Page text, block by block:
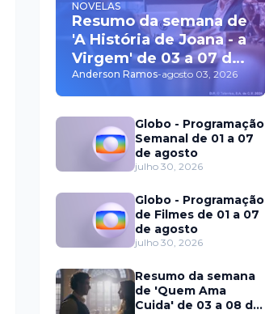
NOVELAS
Resumo da semana de
'A História de Joana - a
Virgem' de 03 a 07 de
agosto
Anderson Ramos-agosto 03, 2026
Globo - Programação
Semanal de 01 a 07
de agosto
julho 30, 2026
Globo - Programação
de Filmes de 01 a 07
de agosto
julho 30, 2026
Resumo da semana
de 'Quem Ama
Cuida' de 03 a 08 de